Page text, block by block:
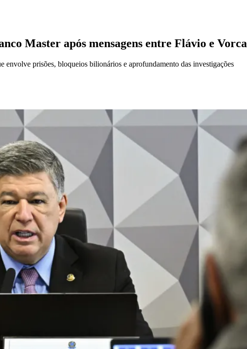
Master após mensagens entre Flávio e
envolve prisões, bloqueios bilionários e aprofundamento das investigações